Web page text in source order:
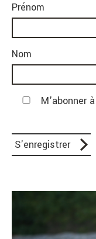
Prénom
Nom
M'abonner